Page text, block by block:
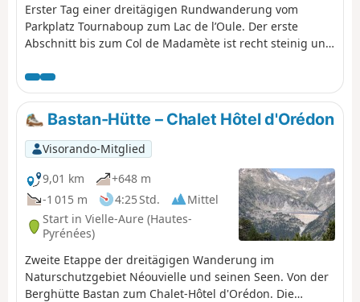
Erster Tag einer dreitägigen Rundwanderung vom
Parkplatz Tournaboup zum Lac de l’Oule. Der erste
Abschnitt bis zum Col de Madamète ist recht steinig und
wahres Vergnügen, an den herrlichen Seen des
Néouvielle vorbeizukommen, zu denen unter anderem
der Lac d’Aumar, der Lac d’Aubert und der Lac de l’Oule
gehören.Bastan-Hütte – Chalet Hôtel d'Orédon
Visorando-Mitglied
9,01 km
+648 m
-1 015 m
4:25 Std.
Mittel
Start in Vielle-Aure (Hautes-
Pyrénées)
Zweite Etappe der dreitägigen Wanderung im
Naturschutzgebiet Néouvielle und seinen Seen. Von der
Berghütte Bastan zum Chalet-Hôtel d'Orédon. Die